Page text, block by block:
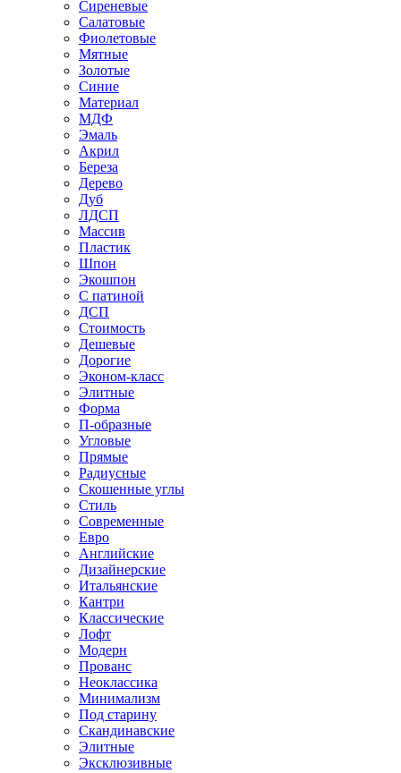
Сиреневые
Салатовые
Фиолетовые
Мятные
Золотые
Синие
Материал
МДФ
Эмаль
Акрил
Береза
Дерево
Дуб
ЛДСП
Массив
Пластик
Шпон
Экошпон
С патиной
ДСП
Стоимость
Дешевые
Дорогие
Эконом-класс
Элитные
Форма
П-образные
Угловые
Прямые
Радиусные
Скошенные углы
Стиль
Современные
Евро
Английские
Дизайнерские
Итальянские
Кантри
Классические
Лофт
Модерн
Прованс
Неоклассика
Минимализм
Под старину
Скандинавские
Элитные
Эксклюзивные